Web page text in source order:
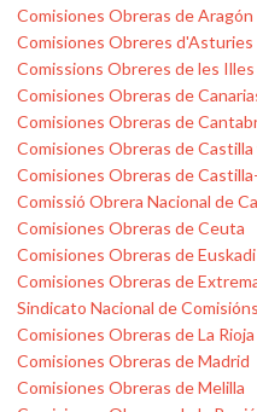
Comisiones Obreras de Aragón
Comisiones Obreres d'Asturies
Comissions Obreres de les Illes
Comisiones Obreras de
Comisiones Obreras de
Comisiones Obreras de Castilla
Comisiones Obreras de
Comissió Obrera Nacional de
Comisiones Obreras de Ceuta
Comisiones Obreras de Euskadi
Comisiones Obreras de
Sindicato Nacional de
Comisiones Obreras de La Rioja
Comisiones Obreras de Madrid
Comisiones Obreras de Melilla